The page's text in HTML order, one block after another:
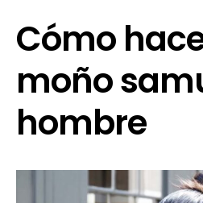
Cómo
moño
hombre